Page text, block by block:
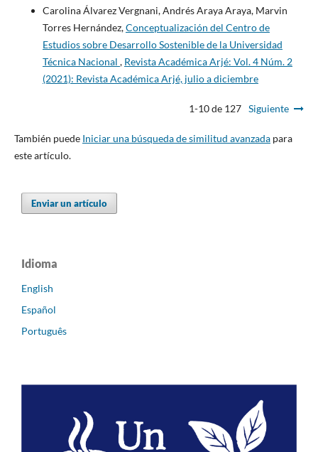
Carolina Álvarez Vergnani, Andrés Araya Araya, Marvin
Torres Hernández,Conceptualización del Centro de
Estudios sobre Desarrollo Sostenible de la Universidad
Técnica Nacional , Revista Académica Arjé: Vol. 4 Núm. 2
(2021): Revista Académica Arjé, julio a diciembre
1-10 de 127 Siguiente
También puede Iniciar una búsqueda de similitud avanzadapara
este artículo.
Enviar un artículo
Idioma
English
Español
Português